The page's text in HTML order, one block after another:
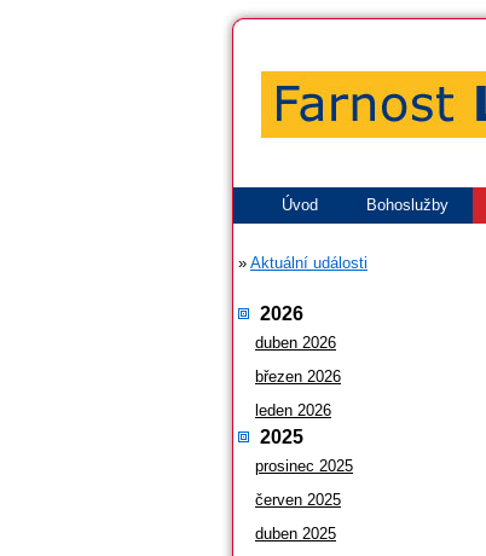
Úvod Bohoslužby
» Aktuální události
2026
duben 2026
březen 2026
leden 2026
2025
prosinec 2025
červen 2025
duben 2025